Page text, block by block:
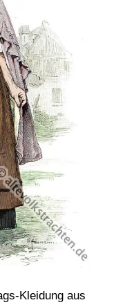
Kleidung aus